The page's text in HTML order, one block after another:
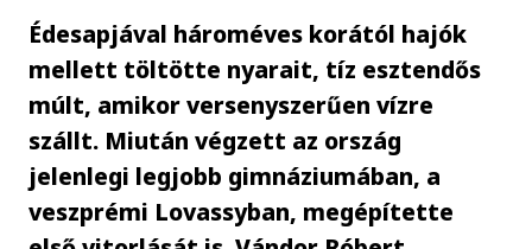
Édesapjával hároméves korától hajók
mellett töltötte nyarait, tíz esztendős
múlt, amikor versenyszerűen vízre
szállt. Miután végzett az ország
jelenlegi legjobb gimnáziumában, a
veszprémi Lovassyban, megépítette